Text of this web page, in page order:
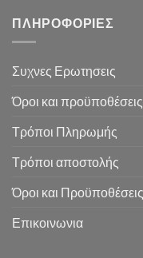
ΠΛΗΡΟΦΟΡΙΕΣ
Συχνες Ερωτησεις
Όροι και
Τρόποι Πληρωμής
Τρόποι αποστολής
Όροι και Προϋποθέσεις
Επικοινωνια